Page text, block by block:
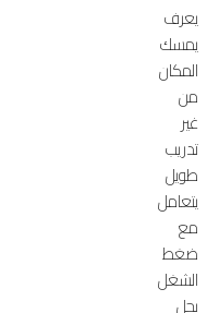
يعرف
يمسك
المكان
من
غير
تدريب
طويل
يتعامل
مع
ضغط
الشغل
يحل